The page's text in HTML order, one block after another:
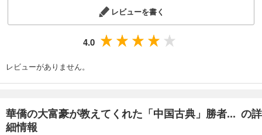
レビューを書く
4.0
レビューがありません。
華僑の大富豪が教えてくれた「中国古典」勝者... の詳
細情報